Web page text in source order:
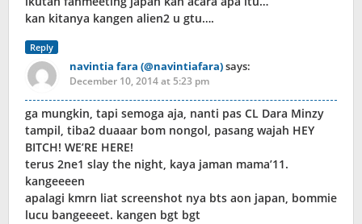
kan kitanya kangen alien2 u gtu….
Reply
navintia fara (@navintiafara)says:
December 10, 2014 at 5:23 pm
ga mungkin, tapi semoga aja, nanti pas CL Dara Minzy
tampil, tiba2 duaaar bom nongol, pasang wajah HEY
BITCH! WE’RE HERE!
terus 2ne1 slay the night, kaya jaman mama’11.
kangeeeen
apalagi kmrn liat screenshot nya bts aon japan, bommie
lucu bangeeeet. kangen bgt bgt